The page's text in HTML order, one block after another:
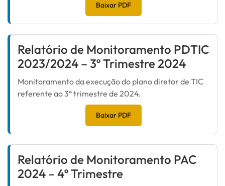
Baixar PDF
Relatório de Monitoramento PDTIC
2023/2024 – 3º Trimestre 2024
Monitoramento da execução do plano diretor de TIC
referente ao 3° trimestre de 2024.
Baixar PDF
Relatório de Monitoramento PAC
2024 – 4º Trimestre